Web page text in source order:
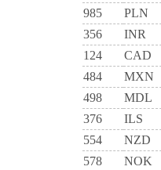
985
PLN
356
INR
124
CAD
484
MXN
498
MDL
376
ILS
554
NZD
578
NOK